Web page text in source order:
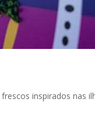
inspirados nas